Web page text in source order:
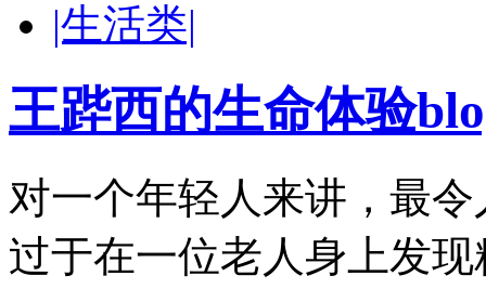
|生活类|
王跸西的生命体验
对一个年轻人来讲，最
过于在一位老人身上发